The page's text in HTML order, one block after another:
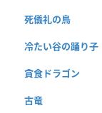
死儀礼の鳥
冷たい谷の踊り子
貪食ドラゴン
古竜